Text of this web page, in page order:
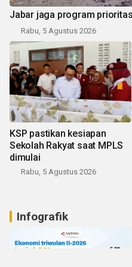
Jabar jaga program
Rabu, 5 Agustus 2026
KSP pastikan kesiapan
Sekolah Rakyat saat MPLS
dimulai
Rabu, 5 Agustus 2026
Infografik